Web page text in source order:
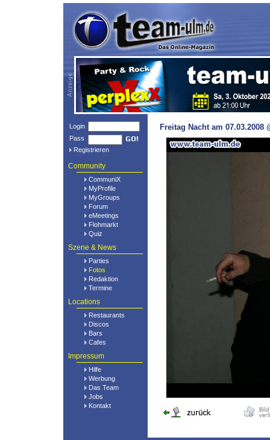
Login
Pass
Registrieren
Community
CommuniX
MyProfile
MyGroups
Forum
eMeetings
Flohmarkt
Quiz
Szene & News
Parties
Fotos
Redaktion
Termine
Locations
Restaurants
Discos
Bars
Cafes
Impressum
Hilfe
Werbung
Das Team
Jobs
Kontakt
Freitag Nacht am